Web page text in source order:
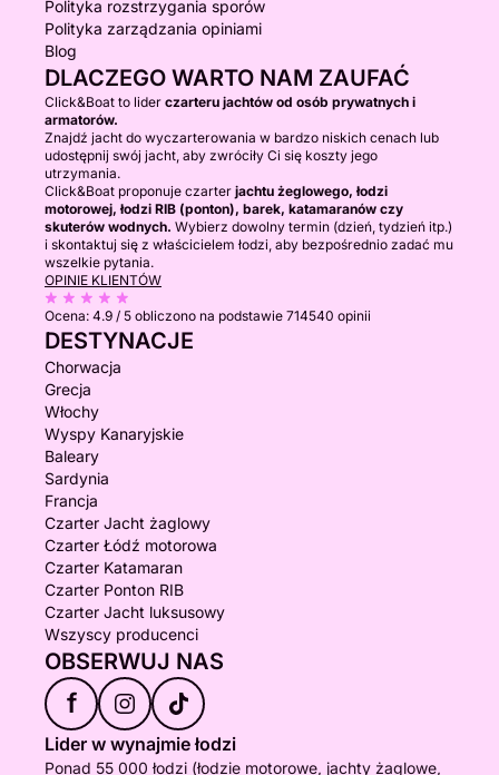
Polityka rozstrzygania sporów
Polityka zarządzania opiniami
Blog
DLACZEGO WARTO NAM ZAUFAĆ
Click&Boat to lider czarteru jachtów od osób prywatnych i
armatorów.
Znajdź jacht do wyczarterowania w bardzo niskich cenach lub
udostępnij swój jacht, aby zwróciły Ci się koszty jego
utrzymania.
Click&Boat proponuje czarter jachtu żeglowego, łodzi
motorowej, łodzi RIB (ponton), barek, katamaranów czy
skuterów wodnych. Wybierz dowolny termin (dzień, tydzień itp.)
i skontaktuj się z właścicielem łodzi, aby bezpośrednio zadać mu
wszelkie pytania.
OPINIE KLIENTÓW
Ocena: 4.9 / 5 obliczono na podstawie 714540 opinii
DESTYNACJE
Chorwacja
Grecja
Włochy
Wyspy Kanaryjskie
Baleary
Sardynia
Francja
Czarter Jacht żaglowy
Czarter Łódź motorowa
Czarter Katamaran
Czarter Ponton RIB
Czarter Jacht luksusowy
Wszyscy producenci
OBSERWUJ NAS
f
Lider w wynajmie łodzi
Ponad 55 000 łodzi (łodzie motorowe, jachty żaglowe,